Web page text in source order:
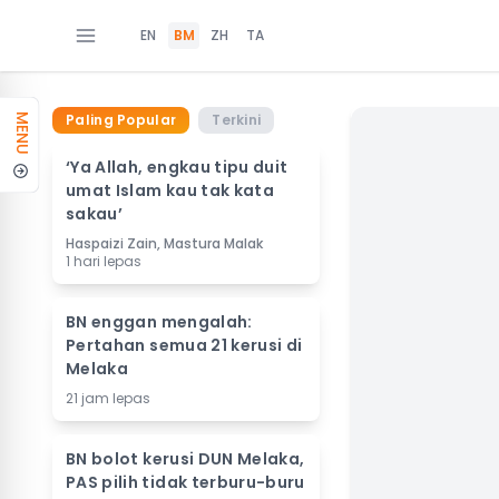
EN BM ZH TA
MENU Paling Popular Terkini
‘Ya Allah, engkau tipu duit
umat Islam kau tak kata
sakau’
Haspaizi Zain, Mastura Malak
1 hari lepas
BN enggan mengalah:
Pertahan semua 21 kerusi di
Melaka
21 jam lepas
BN bolot kerusi DUN Melaka,
PAS pilih tidak terburu-buru